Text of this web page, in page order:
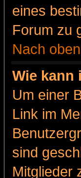
eines
Forum zu
Nach oben
Wie kann
Um einer
Link im
sind
Mitglieder